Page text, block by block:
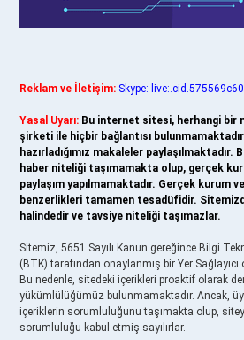
Reklam ve İletişim: Skype:
Yasal Uyarı: Bu internet sitesi, herhangi bir
şirketi ile hiçbir bağlantısı
hazırladığımız makaleler
haber niteliği taşımamakta olup, gerçek
paylaşım yapılmamaktadır. Gerçek kurum
benzerlikleri tamamen tesadüfidir.
halindedir ve tavsiye niteliği taşımazlar.
Sitemiz, 5651 Sayılı Kanun gereğince Bilgi
(BTK) tarafından onaylanmış bir Yer
Bu nedenle, sitedeki içerikleri proaktif olarak
yükümlülüğümüz bulunmamaktadır. Ancak,
içeriklerin sorumluluğunu taşımakta olup,
sorumluluğu kabul etmiş sayılırlar.